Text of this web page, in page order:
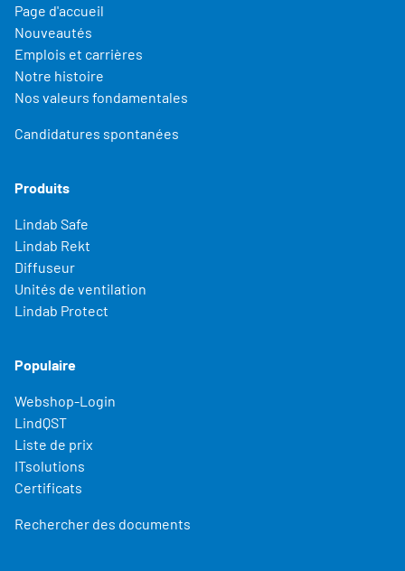
Page d'accueil
Nouveautés
Emplois et carrières
Notre histoire
Nos valeurs fondamentales
Candidatures spontanées
Produits
Lindab Safe
Lindab Rekt
Diffuseur
Unités de ventilation
Lindab Protect
Populaire
Webshop-Login
LindQST
Liste de prix
ITsolutions
Certificats
Rechercher des documents